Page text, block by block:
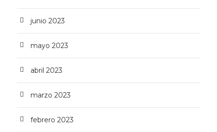
junio 2023
mayo 2023
abril 2023
marzo 2023
febrero 2023